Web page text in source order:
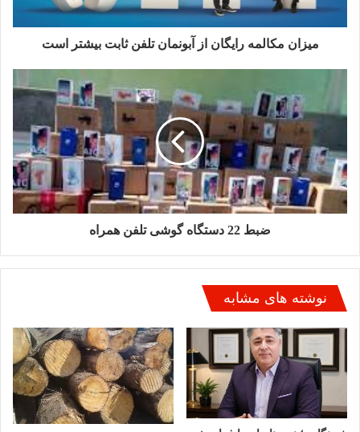
روانشناسی، بهیاری و پزشکی به صورت مستمر ارائه می‌شود.
از آنجا که یکی از چالش‌های اصلی پس از ترک اعتیاد، بازگشت به
تمرکز کرده است. مددجویان در دوره‌های خیاطی،آرایشگری، لوستر
سازی، آشپزی و شیرینی‌پزی شرکت می‌کنند و اخیراً یک کارگاه
حرفه‌ای کیک و شیرینی‌پزی راه‌اندازی شده تا زنان بتوانند پس از
ترک، به صورت مستقل کسب درآمد کنند.
آقایی با اشاره به اهمیت بازگشت این زنان به آغوش خانواده و
«هدف ما این است که پس از ترک، این عزیزان نه‌تنها از اعتیاد رها
آغاز کنند تا هرگز مجبور به بازگشت به مواد مخدر نشوند.»
مقرر شده تا با رفع موانع موجود، زمینه اشتغال پایدار برای
بهبودیافتگان فراهم شود.
میزان مکالمه رایگان از آبونمان تلفن ثابت بیشتر است
ضبط 22 دستگاه گوشی تلفن همراه
نوشته های مشابه